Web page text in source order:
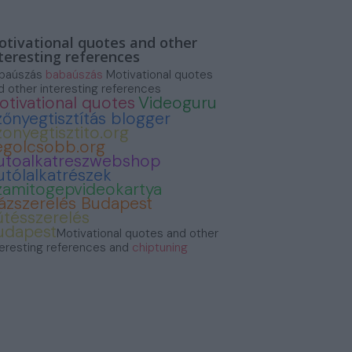
quotes and other
references
babaúszás Motivational quotes
other interesting references
quotes Videoguru
blogger
Budapest
Motivational quotes and other
references and chiptuning